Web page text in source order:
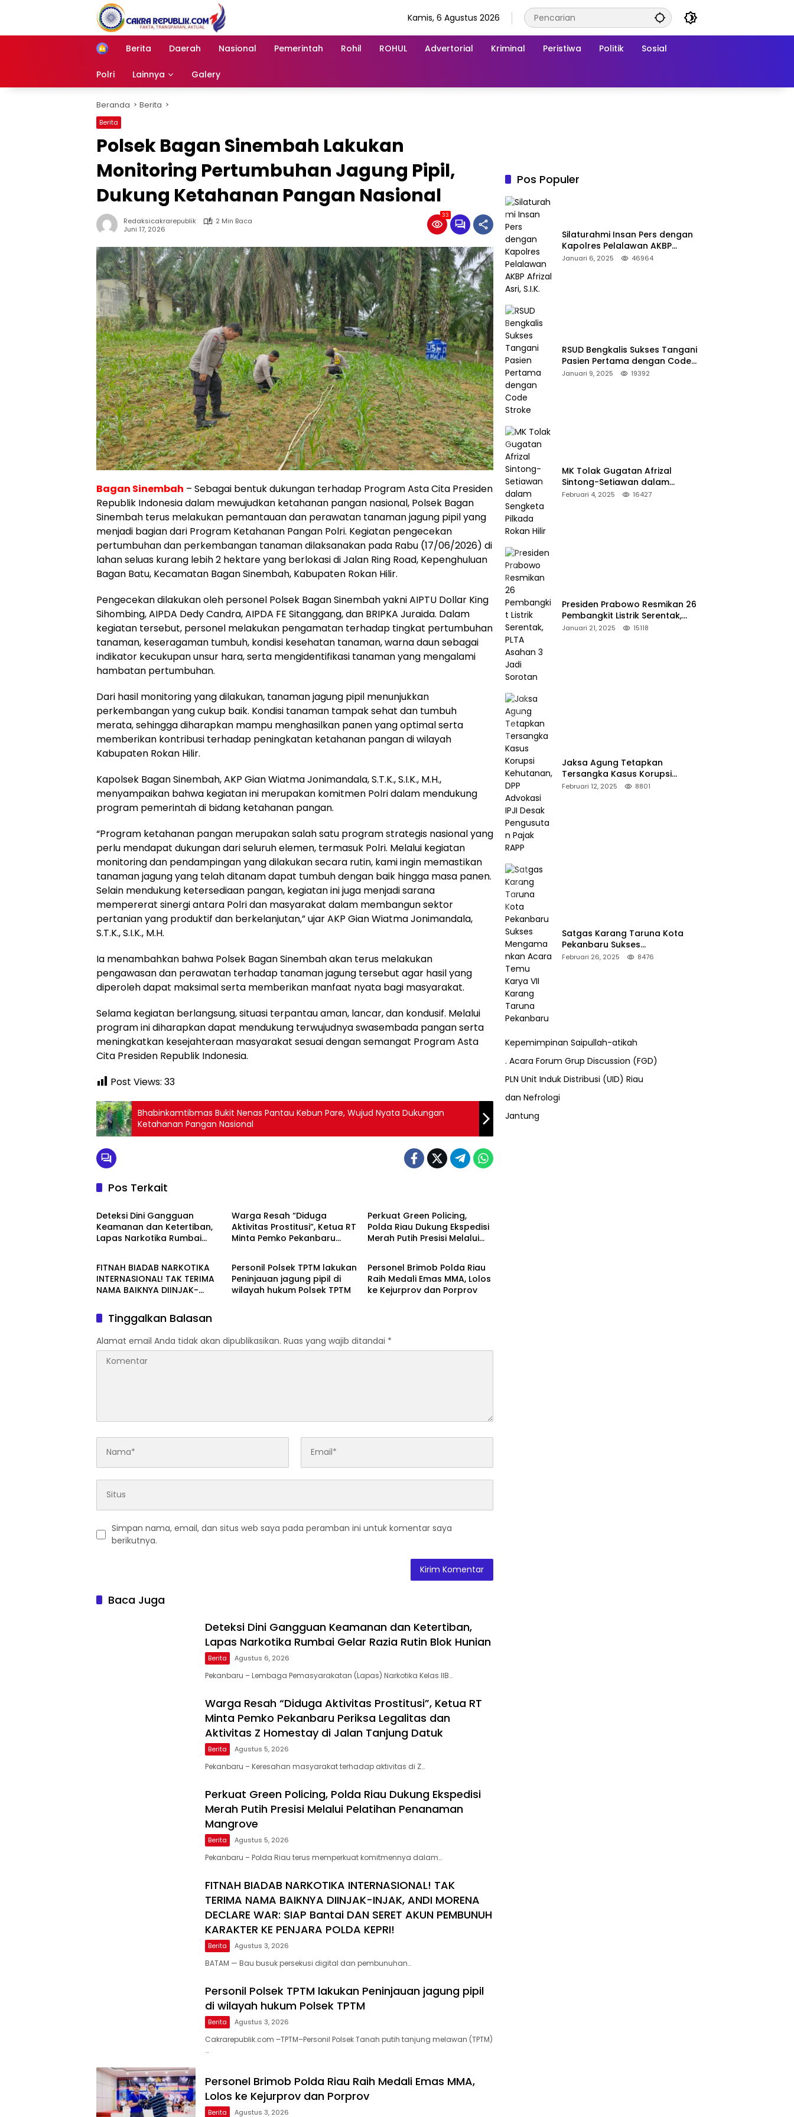
Kamis, 6 Agustus 2026
Berita Daerah Nasional Pemerintah Rohil ROHUL Advertorial Kriminal Peristiwa Politik Sosial
Polri Lainnya Galery
Beranda Berita
Berita
Polsek Bagan Sinembah Lakukan
Monitoring Pertumbuhan Jagung Pipil,
Dukung Ketahanan Pangan Nasional
Redaksicakrarepublik
2 Min Baca
Juni 17, 2026
33
Bagan Sinembah – Sebagai bentuk dukungan terhadap Program Asta Cita Presiden
Republik Indonesia dalam mewujudkan ketahanan pangan nasional, Polsek Bagan
Sinembah terus melakukan pemantauan dan perawatan tanaman jagung pipil yang
menjadi bagian dari Program Ketahanan Pangan Polri. Kegiatan pengecekan
pertumbuhan dan perkembangan tanaman dilaksanakan pada Rabu (17/06/2026) di
lahan seluas kurang lebih 2 hektare yang berlokasi di Jalan Ring Road, Kepenghuluan
Bagan Batu, Kecamatan Bagan Sinembah, Kabupaten Rokan Hilir.
Pengecekan dilakukan oleh personel Polsek Bagan Sinembah yakni AIPTU Dollar King
Sihombing, AIPDA Dedy Candra, AIPDA FE Sitanggang, dan BRIPKA Juraida. Dalam
kegiatan tersebut, personel melakukan pengamatan terhadap tingkat pertumbuhan
tanaman, keseragaman tumbuh, kondisi kesehatan tanaman, warna daun sebagai
indikator kecukupan unsur hara, serta mengidentifikasi tanaman yang mengalami
hambatan pertumbuhan.
Dari hasil monitoring yang dilakukan, tanaman jagung pipil menunjukkan
perkembangan yang cukup baik. Kondisi tanaman tampak sehat dan tumbuh
merata, sehingga diharapkan mampu menghasilkan panen yang optimal serta
memberikan kontribusi terhadap peningkatan ketahanan pangan di wilayah
Kabupaten Rokan Hilir.
Kapolsek Bagan Sinembah, AKP Gian Wiatma Jonimandala, S.T.K., S.I.K., M.H.,
menyampaikan bahwa kegiatan ini merupakan komitmen Polri dalam mendukung
program pemerintah di bidang ketahanan pangan.
“Program ketahanan pangan merupakan salah satu program strategis nasional yang
perlu mendapat dukungan dari seluruh elemen, termasuk Polri. Melalui kegiatan
monitoring dan pendampingan yang dilakukan secara rutin, kami ingin memastikan
tanaman jagung yang telah ditanam dapat tumbuh dengan baik hingga masa panen.
Selain mendukung ketersediaan pangan, kegiatan ini juga menjadi sarana
mempererat sinergi antara Polri dan masyarakat dalam membangun sektor
pertanian yang produktif dan berkelanjutan,” ujar AKP Gian Wiatma Jonimandala,
S.T.K., S.I.K., M.H.
Ia menambahkan bahwa Polsek Bagan Sinembah akan terus melakukan
pengawasan dan perawatan terhadap tanaman jagung tersebut agar hasil yang
diperoleh dapat maksimal serta memberikan manfaat nyata bagi masyarakat.
Selama kegiatan berlangsung, situasi terpantau aman, lancar, dan kondusif. Melalui
program ini diharapkan dapat mendukung terwujudnya swasembada pangan serta
meningkatkan kesejahteraan masyarakat sesuai dengan semangat Program Asta
Cita Presiden Republik Indonesia.
Post Views: 33
Bhabinkamtibmas Bukit Nenas Pantau Kebun Pare, Wujud Nyata Dukungan
Ketahanan Pangan Nasional
Pos Terkait
Berita
Deteksi Dini Gangguan
Keamanan dan Ketertiban,
Lapas Narkotika Rumbai
Warga Resah “Diduga
Aktivitas Prostitusi”, Ketua RT
Minta Pemko Pekanbaru
Jalan Tanjung Datuk
Perkuat Green Policing,
Polda Riau Dukung Ekspedisi
Merah Putih Presisi Melalui
Berita
FITNAH BIADAB NARKOTIKA
INTERNASIONAL! TAK TERIMA
NAMA BAIKNYA DIINJAK-
WAR: SIAP Bantai DAN SERET
AKUN PEMBUNUH KARAKTER
KE PENJARA POLDA KEPRI!
Berita
Personil Polsek TPTM lakukan
Peninjauan jagung pipil di
wilayah hukum Polsek TPTM
Berita
Personel Brimob Polda Riau
Raih Medali Emas MMA, Lolos
ke Kejurprov dan Porprov
Tinggalkan Balasan
Alamat email Anda tidak akan dipublikasikan. Ruas yang wajib ditandai *
Simpan nama, email, dan situs web saya pada peramban ini untuk komentar saya
berikutnya.
Baca Juga
Deteksi Dini Gangguan Keamanan dan Ketertiban,
Lapas Narkotika Rumbai Gelar Razia Rutin Blok Hunian
Berita Agustus 6, 2026
Pekanbaru – Lembaga Pemasyarakatan (Lapas) Narkotika Kelas IIB…
Warga Resah “Diduga Aktivitas Prostitusi”, Ketua RT
Minta Pemko Pekanbaru Periksa Legalitas dan
Aktivitas Z Homestay di Jalan Tanjung Datuk
Berita Agustus 5, 2026
Pekanbaru – Keresahan masyarakat terhadap aktivitas di Z…
Perkuat Green Policing, Polda Riau Dukung Ekspedisi
Merah Putih Presisi Melalui Pelatihan Penanaman
Mangrove
Berita Agustus 5, 2026
Pekanbaru – Polda Riau terus memperkuat komitmennya dalam…
FITNAH BIADAB NARKOTIKA INTERNASIONAL! TAK
TERIMA NAMA BAIKNYA DIINJAK-INJAK, ANDI MORENA
DECLARE WAR: SIAP Bantai DAN SERET AKUN PEMBUNUH
KARAKTER KE PENJARA POLDA KEPRI!
Berita Agustus 3, 2026
BATAM — Bau busuk persekusi digital dan pembunuhan…
Personil Polsek TPTM lakukan Peninjauan jagung pipil
di wilayah hukum Polsek TPTM
Berita Agustus 3, 2026
Cakrarepublik.com –TPTM–Personil Polsek Tanah putih tanjung melawan (TPTM)
…
Personel Brimob Polda Riau Raih Medali Emas MMA,
Lolos ke Kejurprov dan Porprov
Berita Agustus 3, 2026
Pos Populer
Silaturahmi Insan Pers dengan
Kapolres Pelalawan AKBP
Afrizal Asri, S.I.K.
Januari 6, 2025 46964
RSUD Bengkalis Sukses Tangani
Pasien Pertama dengan Code
Stroke
Januari 9, 2025 19392
MK Tolak Gugatan Afrizal
Sintong-Setiawan dalam
Sengketa Pilkada Rokan Hilir
Februari 4, 2025 16427
Presiden Prabowo Resmikan 26
Pembangkit Listrik Serentak,
PLTA Asahan 3 Jadi Sorotan
Januari 21, 2025 15118
Jaksa Agung Tetapkan
Tersangka Kasus Korupsi
Kehutanan, DPP Advokasi IPJI
Februari 12, 2025 8801
Satgas Karang Taruna Kota
Pekanbaru Sukses
Mengamankan Acara Temu
Februari 26, 2025 8476
Kepemimpinan Saipullah-atikah
. Acara Forum Grup Discussion (FGD)
PLN Unit Induk Distribusi (UID) Riau
dan Nefrologi
Jantung